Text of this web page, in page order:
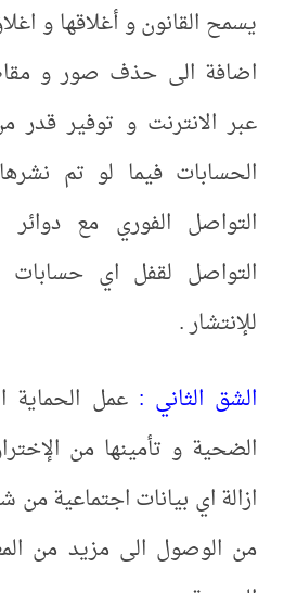
يسمح القانون و أغلاقها و
اضافة الى حذف صور و
عبر الانترنت و توفير قدر
الحسابات فيما لو تم
التواصل الفوري مع
التواصل لقفل اي حسابات
للإنتشار .
الشق الثاني : عمل الحماية
الضحية و تأمينها من
ازالة اي بيانات اجتماعية من
من الوصول الى مزيد من